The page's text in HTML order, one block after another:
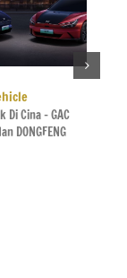
Cina – GAC
DONGFENG